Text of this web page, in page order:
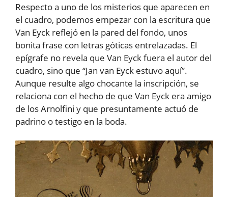
Respecto a uno de los misterios que aparecen en
el cuadro, podemos empezar con la escritura que
Van Eyck reflejó en la pared del fondo, unos
bonita frase con letras góticas entrelazadas. El
epígrafe no revela que Van Eyck fuera el autor del
cuadro, sino que “Jan van Eyck estuvo aquí”.
Aunque resulte algo chocante la inscripción, se
relaciona con el hecho de que Van Eyck era amigo
de los Arnolfini y que presuntamente actuó de
padrino o testigo en la boda.